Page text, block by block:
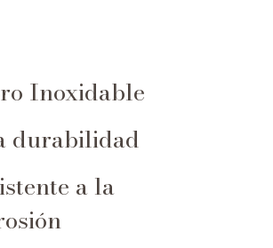
Inoxidable
durabilidad
a la